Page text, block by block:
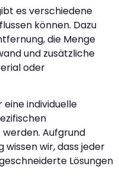
es verschiedene
können. Dazu
die Menge
und zusätzliche
oder
eine individuelle
Aufgrund
wir, dass jeder
Lösungen